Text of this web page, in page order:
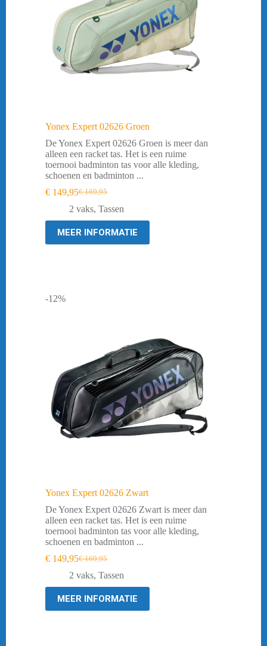
Yonex Expert 02626 Groen
De Yonex Expert 02626 Groen is meer dan
alleen een racket tas. Het is een ruime
toernooi badminton tas voor alle kleding,
schoenen en badminton ...
€169,95
Oorspronkelijke
prijs
€ 169,95.
€ 149,95Huidige
prijs
€ 149,95.
2 vaks, Tassen
MEER INFORMATIE
-12%
Yonex Expert 02626 Zwart
De Yonex Expert 02626 Zwart is meer dan
alleen een racket tas. Het is een ruime
toernooi badminton tas voor alle kleding,
schoenen en badminton ...
€169,95
Oorspronkelijke
prijs
was:
€ 169,95.
€ 149,95Huidige
prijs
is:
€ 149,95.
2 vaks, Tassen
MEER INFORMATIE